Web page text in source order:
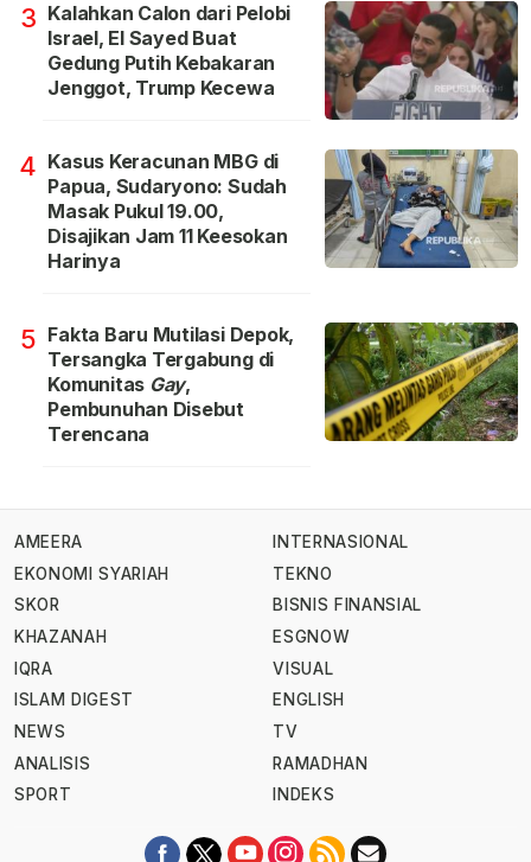
3 Kalahkan Calon dari Pelobi
Israel, El Sayed Buat
Gedung Putih Kebakaran
Jenggot, Trump Kecewa
4 Kasus Keracunan MBG di
Papua, Sudaryono: Sudah
Masak Pukul 19.00,
Disajikan Jam 11 Keesokan
Harinya
5 Fakta Baru Mutilasi Depok,
Tersangka Tergabung di
Komunitas Gay,
Pembunuhan Disebut
Terencana
AMEERA
EKONOMI SYARIAH
SKOR
KHAZANAH
IQRA
ISLAM DIGEST
NEWS
ANALISIS
SPORT
INTERNASIONAL
TEKNO
BISNIS FINANSIAL
ESGNOW
VISUAL
ENGLISH
TV
RAMADHAN
INDEKS